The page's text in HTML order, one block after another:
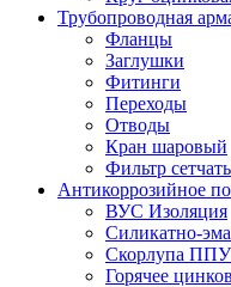
Трубопроводная
Фланцы
Заглушки
Фитинги
Переходы
Отводы
Кран шаровый
Фильтр
Антикоррозийное
ВУС Изоляция
Силикатно-
Скорлупа ППУ
Горячее